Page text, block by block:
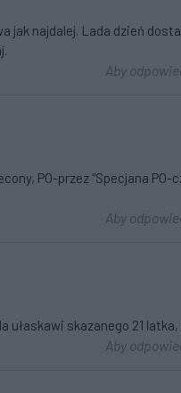
jak najdalej. Lada dzień
Aby
PO-przez "Specjana
Aby
ułaskawi skazanego 21
Aby